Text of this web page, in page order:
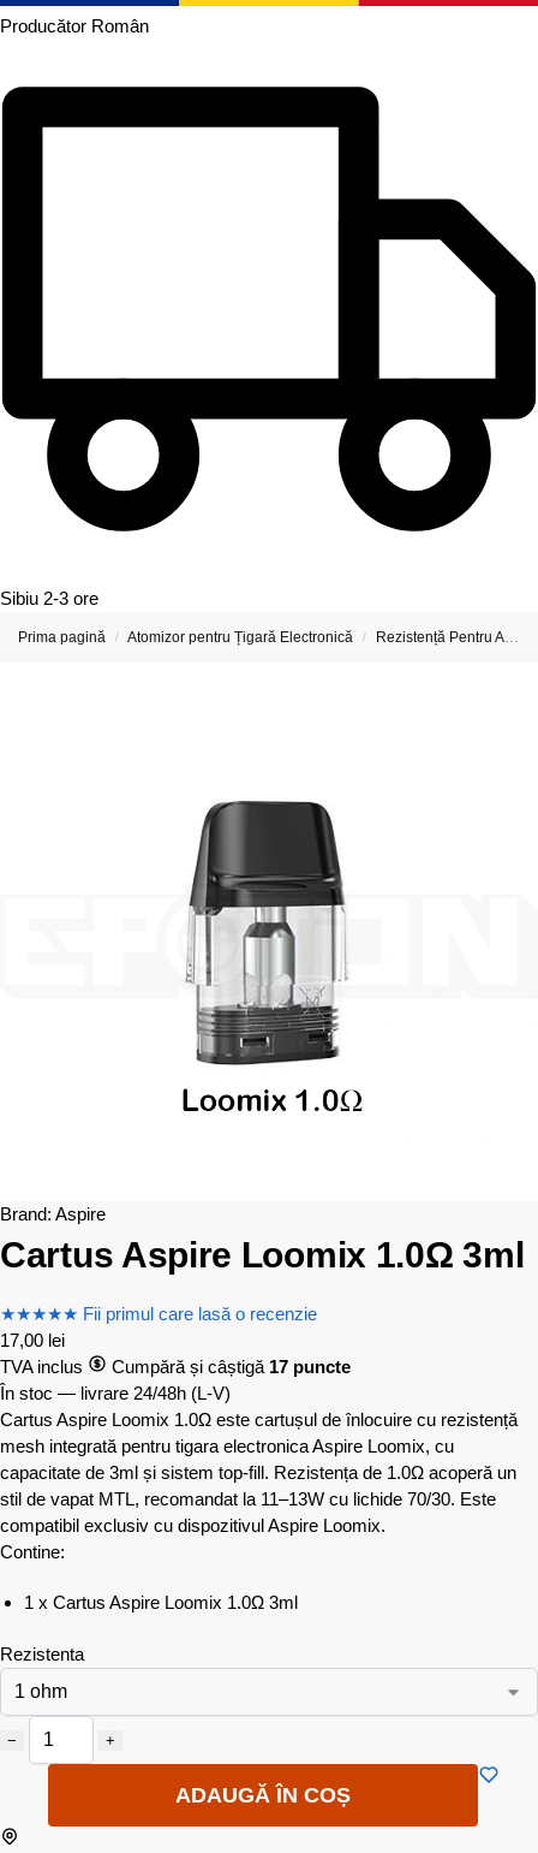
Producător Român
Sibiu 2-3 ore
Prima pagină / Atomizor pentru Țigară Electronică / Rezistență Pentru Atomizor De Țigară Electronică
Brand: Aspire
Cartus Aspire Loomix 1.0Ω 3ml
★★★★★ Fii primul care lasă o recenzie
17,00 lei
TVA inclus
Cumpără și câștigă 17 puncte
În stoc — livrare 24/48h (L-V)
Cartus Aspire Loomix 1.0Ω este cartușul de înlocuire cu rezistență
mesh integrată pentru tigara electronica Aspire Loomix, cu
capacitate de 3ml și sistem top-fill. Rezistența de 1.0Ω acoperă un
stil de vapat MTL, recomandat la 11–13W cu lichide 70/30. Este
compatibil exclusiv cu dispozitivul Aspire Loomix.
Contine:
1 x Cartus Aspire Loomix 1.0Ω 3ml
Rezistenta
− +
ADAUGĂ ÎN COȘ